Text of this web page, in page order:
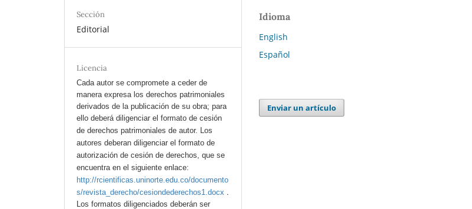
Sección
Editorial
Licencia
Cada autor se compromete a ceder de
manera expresa los derechos patrimoniales
derivados de la publicación de su obra; para
ello deberá diligenciar el formato de cesión
de derechos patrimoniales de autor.
Los
autores deberan diligenciar el formato de
autorización de cesión de derechos, que se
encuentra en el siguiente enlace:
http://rcientificas.uninorte.edu.co/documento
s/revista_derecho/cesiondederechos1.docx .
Los formatos diligenciados deberán ser
Idioma
English
Español
Enviar un artículo